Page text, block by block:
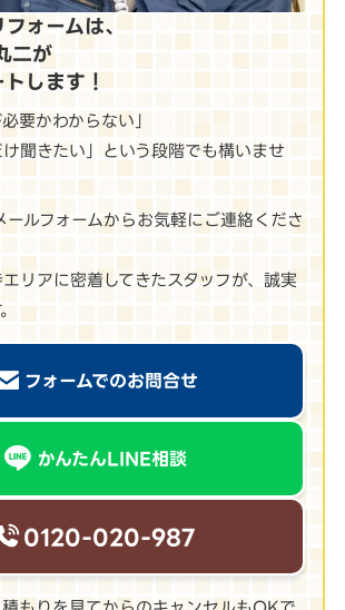
ォームは、
二が
します！
要かわからない」
け聞きたい」という段階でも構いませ
ールフォームからお気軽にご連絡くださ
リアに密着してきたスタッフが、誠実
フォームでのお問合せ
かんたんLINE相談
0120-020-987